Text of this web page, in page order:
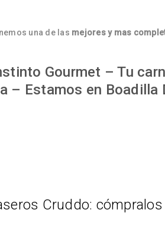
una de las mejores y mas
Gourmet – Tu
– Estamos en
Cruddo: